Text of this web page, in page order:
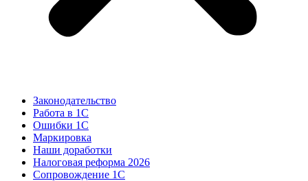
Законодательство
Работа в 1С
Ошибки 1С
Маркировка
Наши доработки
Налоговая реформа 2026
Сопровождение 1С